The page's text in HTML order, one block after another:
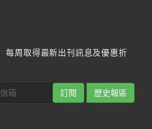
每周取得最新出刊訊息及優惠折
訂閱 歷史報區